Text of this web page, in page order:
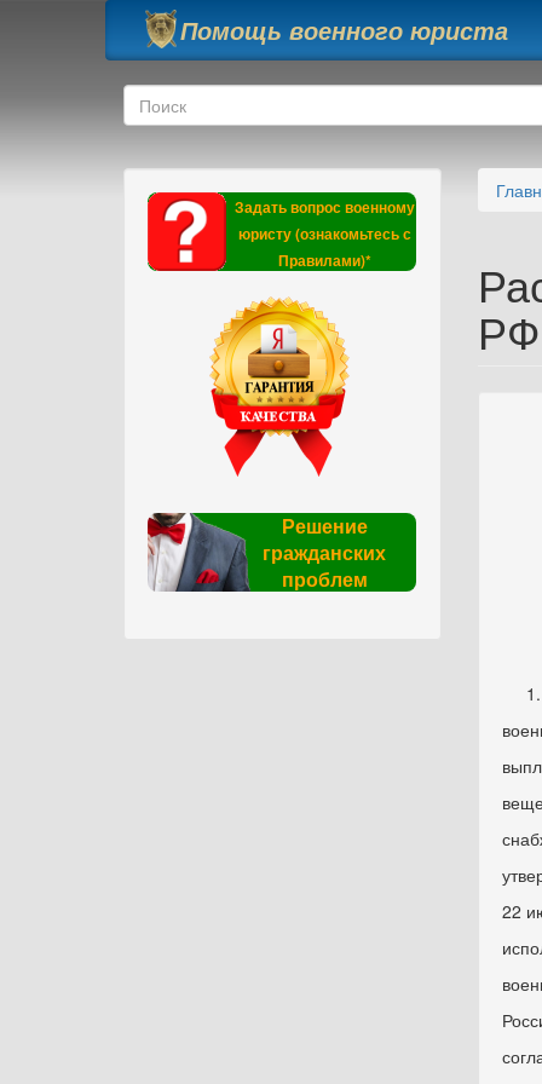
Перейти к основному содержанию
Помощь военного юриста
Форма поиска
Поиск
Задать вопрос военному
юристу (ознакомьтесь с
Правилами)*
Решение
гражданских
проблем
1.
22